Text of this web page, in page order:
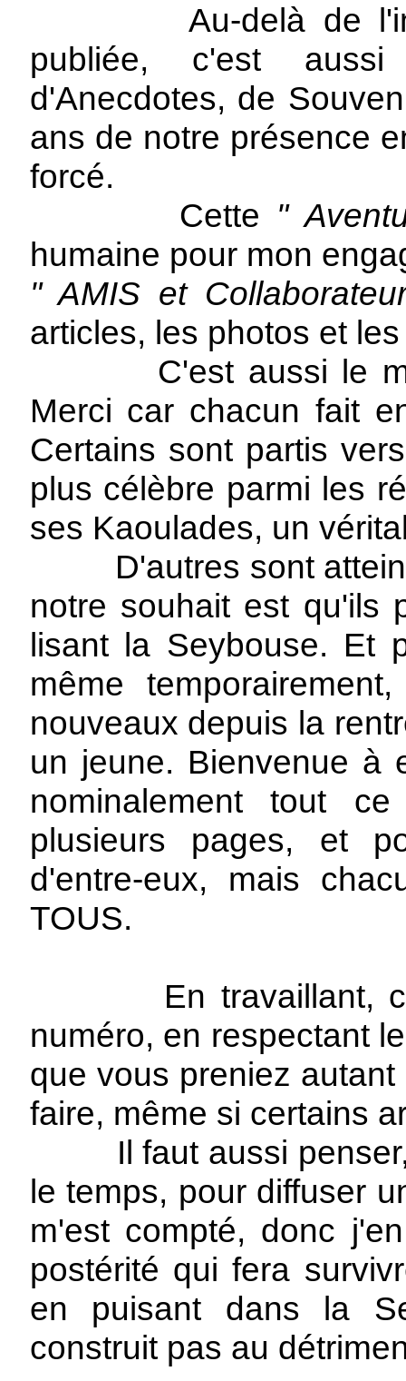
Au-delà de
publiée, c'est
d'Anecdotes, de
ans de notre présence
forcé.
Cette "
humaine pour mon
" AMIS et
articles, les photos et
C'est aussi le
Merci car chacun fait
Certains sont partis
plus célèbre parmi les
ses Kaoulades, un
D'autres sont
notre souhait est qu'ils
lisant la Seybouse. Et
même
nouveaux depuis la
un jeune. Bienvenue à
nominalement tout
plusieurs pages, et
d'entre-eux, mais
TOUS.
En travaillant,
numéro, en respectant
que vous preniez
faire, même si certains
Il faut aussi penser,
le temps, pour diffuser
m'est compté, donc
postérité qui fera
en puisant dans la
construit pas au